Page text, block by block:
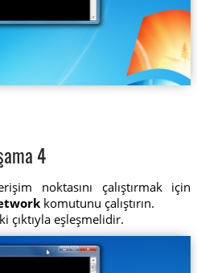
4
noktasını çalıştırmak için
komutunu çalıştırın.
çıktıyla eşleşmelidir.